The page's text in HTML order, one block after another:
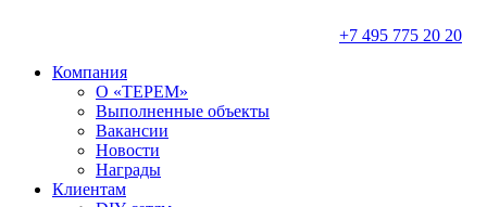
+7 495 775 20 20
Компания
О «ТЕРЕМ»
Выполненные объекты
Вакансии
Новости
Награды
Клиентам